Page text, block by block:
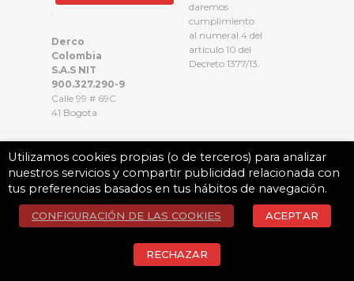
.
Derco
Colombia
S.A.S NIT
900.327.290-9
Calle 99 # 69C
41 Bogota
daremos
cumplimiento
al numeral 4 del
artículo 10 del
Decreto 1377/13.
Utilizamos cookies propias (o de terceros) para analizar
nuestros servicios y compartir publicidad relacionada con
tus preferencias basados en tus hábitos de navegación.
CONFIGURACIÓN DE LAS COOKIES ACEPTAR
RECHAZAR
© 2023 Derco SpA. Todos los derechos reservados.